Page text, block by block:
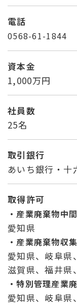
電話
0568-61-1844
資本金
1,000万円
社員数
25名
取引銀行
あいち銀行・十
取得許可
・産業廃棄物中
愛知県
・産業廃棄物収
愛知県、岐阜県
滋賀県、福井県
・特別管理産業
愛知県、岐阜県